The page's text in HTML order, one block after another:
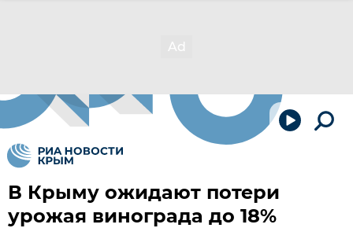
В Крыму ожидают потери
урожая винограда до 18%